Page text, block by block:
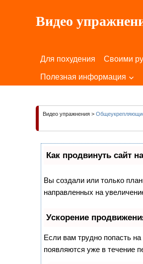
содержимому
Видео
Вашего
Для похудения Своими
Полезная информация
Видео упражнения >
Как продвинуть сайт
Вы создали или только
направленных на
Ускорение
Если вам трудно попасть
появляются уже в течение